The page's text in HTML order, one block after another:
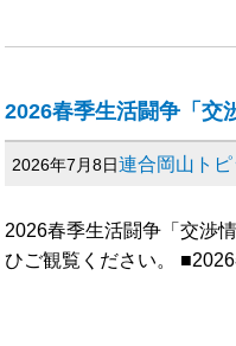
2026春季生活闘争「交
2026年7月8日連合岡山トピ
2026春季生活闘争「交渉
ひご観覧ください。